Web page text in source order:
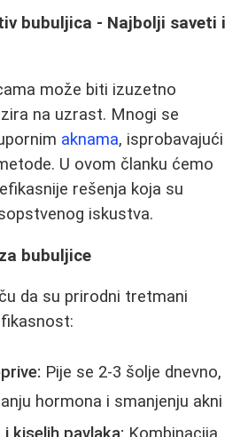
bubuljica - Najbolji saveti i
može biti izuzetno
na uzrast. Mnogi se
aknama, isprobavajući
U ovom članku ćemo
rešenja koja su
iskustva.
bubuljice
da su prirodni tretmani
Pije se 2-3 šolje dnevno,
hormona i smanjenju akni